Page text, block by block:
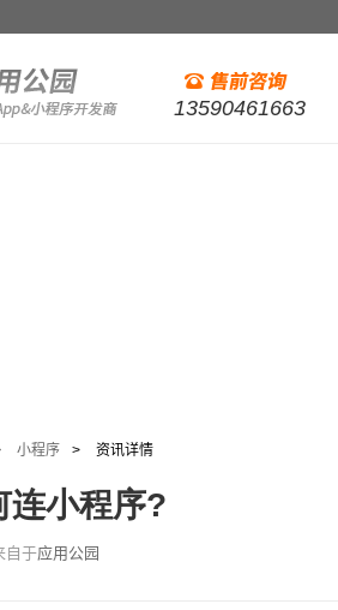
13590461663
小程序 > 资讯详情
连小程序?
自于应用公园